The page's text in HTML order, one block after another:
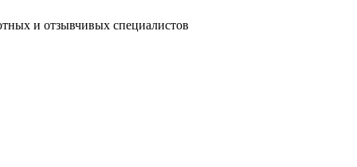
и отзывчивых специалистов